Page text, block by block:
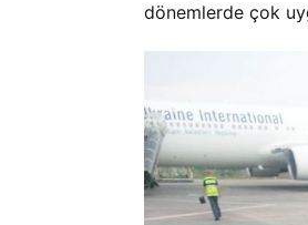
dönemlerde çok